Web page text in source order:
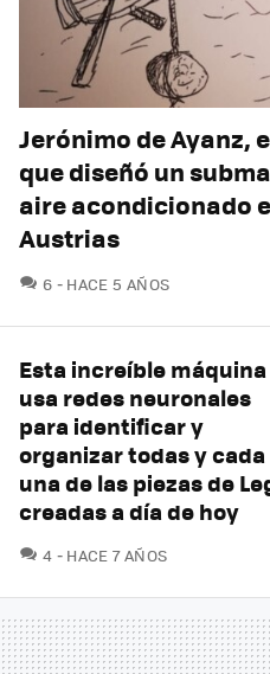
Jerónimo de Ayanz,
que diseñó un
aire acondicionado
Austrias
6 COMENTARIOS
HACE 5 AÑOS
Esta increíble máquina
usa redes neuronales
para identificar y
organizar todas y cada
una de las piezas de
creadas a día de hoy
4 COMENTARIOS
HACE 7 AÑOS